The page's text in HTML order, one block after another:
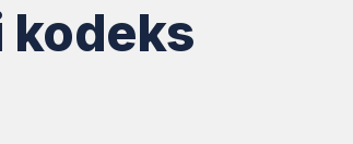
kodeks